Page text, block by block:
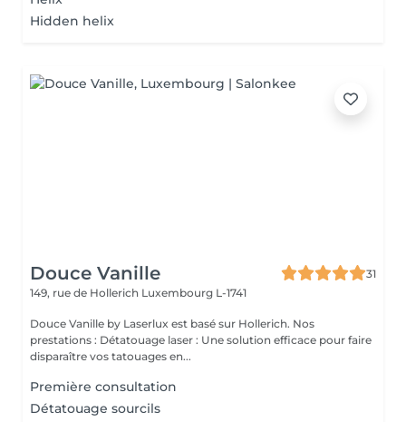
Hidden helix
Douce Vanille
31
149, rue de Hollerich Luxembourg L-1741
Douce Vanille by Laserlux est basé sur Hollerich. Nos
prestations : Détatouage laser : Une solution efficace pour faire
disparaître vos tatouages en...
Première consultation
Détatouage sourcils